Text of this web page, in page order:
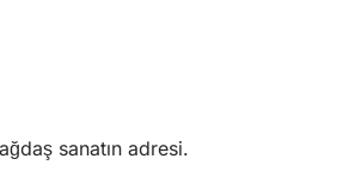
sanatın adresi.